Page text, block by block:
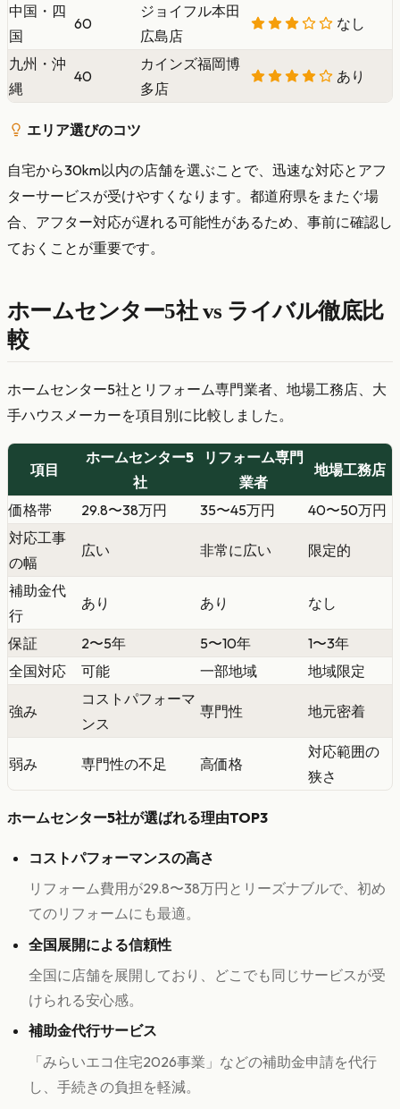
中国・四
国
60
ジョイフル本田
広島店
なし
九州・沖
縄
40
カインズ福岡博
多店
あり
エリア選びのコツ
自宅から30km以内の店舗を選ぶことで、迅速な対応とアフ
ターサービスが受けやすくなります。都道府県をまたぐ場
合、アフター対応が遅れる可能性があるため、事前に確認し
ておくことが重要です。
ホームセンター5社 vs ライバル徹底比
較
ホームセンター5社とリフォーム専門業者、地場工務店、大
手ハウスメーカーを項目別に比較しました。
項目
ホームセンター5
社
リフォーム専門
業者
地場工務店
価格帯 29.8〜38万円 35〜45万円
40〜50万円
対応工事
の幅
広い 非常に広い 限定的
補助金代
行
あり あり なし
保証 2〜5年 5〜10年
1〜3年
全国対応
可能 一部地域 地域限定
強み
コストパフォーマ
ンス
専門性 地元密着
弱み 専門性の不足 高価格
対応範囲の
狭さ
ホームセンター5社が選ばれる理由TOP3
コストパフォーマンスの高さ
リフォーム費用が29.8〜38万円とリーズナブルで、初め
てのリフォームにも最適。
全国展開による信頼性
全国に店舗を展開しており、どこでも同じサービスが受
けられる安心感。
補助金代行サービス
「みらいエコ住宅2026事業」などの補助金申請を代行
し、手続きの負担を軽減。